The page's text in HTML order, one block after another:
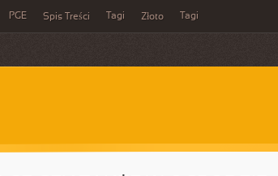
PGE Spis Treści Tagi Złoto Tagi